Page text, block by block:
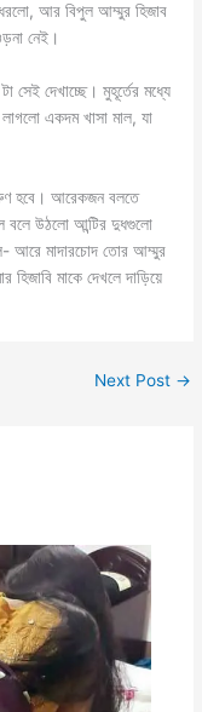
আর বিপুল আম্মুর হিজাব
নেই।
সেই দেখাচ্ছে। মুহূর্তের মধ্যে
একদম খাসা মাল, যা
হবে। আরেকজন বলতে
বলে উঠলো আন্টির দুধগুলো
মাদারচোদ তোর আম্মুর
মাকে দেখলে দাড়িয়ে
Next Post →